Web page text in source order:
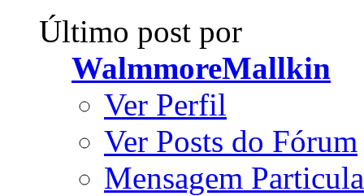
Último post por
WalmmoreMallkin
Ver Perfil
Ver Posts do Fórum
Mensagem